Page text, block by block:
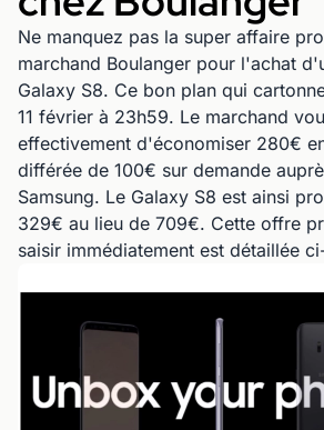
Ne manquez pas la super affaire
marchand Boulanger pour l'achat
Galaxy S8. Ce bon plan qui
11 février à 23h59. Le marchand
effectivement d'économiser 280€
différée de 100€ sur demande
Samsung. Le Galaxy S8 est ainsi
329€ au lieu de 709€. Cette offre
saisir immédiatement est détaillée